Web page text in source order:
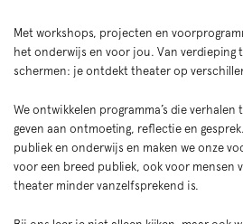
Met workshops, projecten en
het onderwijs en voor jou. Van verdieping
schermen: je ontdekt theater op
We ontwikkelen programma’s die
geven aan ontmoeting, reflectie en
publiek en onderwijs en maken we onze
voor een breed publiek, ook voor mensen
theater minder vanzelfsprekend is.